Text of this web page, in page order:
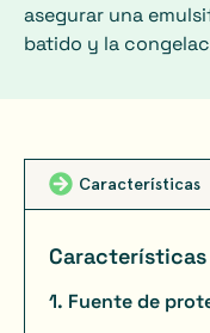
asegurar una
batido y la
Características
Características
1. Fuente de